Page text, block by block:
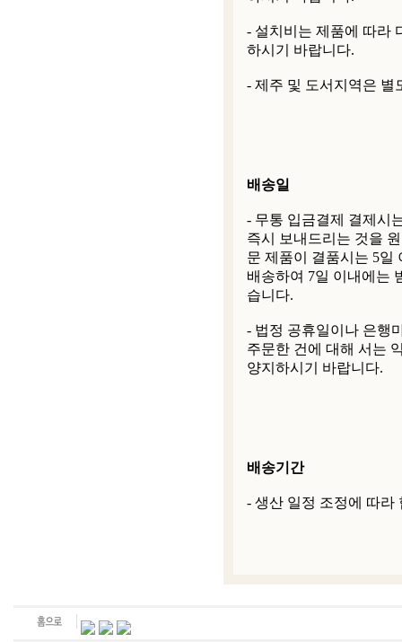
- 설치비는 제품에 따라
하시기 바랍니다.
- 제주 및 도서지역은 별
배송일
- 무통 입금결제 결제시
즉시 보내드리는 것을
문 제품이 결품시는 5일
배송하여 7일 이내에는
습니다.
- 법정 공휴일이나 은행
주문한 건에 대해 서는
양지하시기 바랍니다.
배송기간
- 생산 일정 조정에 따라